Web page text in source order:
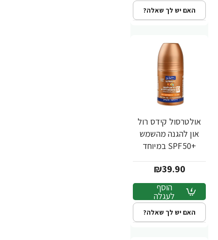
האם יש לך שאלה?
אולטרסול קידס רול
און להגנה מהשמש
+SPF50 במיוחד
פישר
₪39.90
הוסף
לעגלה
האם יש לך שאלה?